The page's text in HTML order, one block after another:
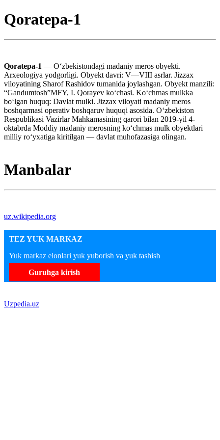
Qoratepa-1
Qoratepa-1 — Oʻzbekistondagi madaniy meros obyekti.
Arxeologiya yodgorligi. Obyekt davri: V—VIII asrlar. Jizzax
viloyatining Sharof Rashidov tumanida joylashgan. Obyekt manzili:
“Gandumtosh”MFY, I. Qorayev koʻchasi. Koʻchmas mulkka
boʻlgan huquq: Davlat mulki. Jizzax viloyati madaniy meros
boshqarmasi operativ boshqaruv huquqi asosida. Oʻzbekiston
Respublikasi Vazirlar Mahkamasining qarori bilan 2019-yil 4-
oktabrda Moddiy madaniy merosning koʻchmas mulk obyektlari
milliy roʻyxatiga kiritilgan — davlat muhofazasiga olingan.
Manbalar
uz.wikipedia.org
TEZ YUK MARKAZ
Yuk markaz elonlari yuk yuborish va yuk tashish
Guruhga kirish
Uzpedia.uz